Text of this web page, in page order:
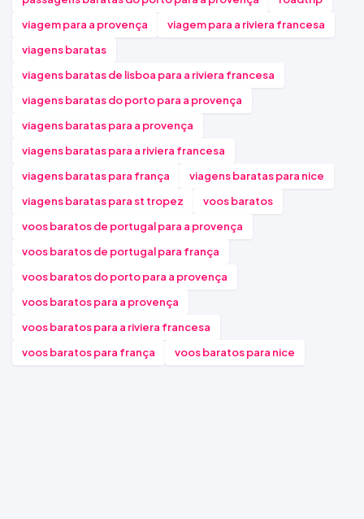
viagem para a provença
viagem para a riviera francesa
viagens baratas
viagens baratas de lisboa para a riviera francesa
viagens baratas do porto para a provença
viagens baratas para a provença
viagens baratas para a riviera francesa
viagens baratas para frança
viagens baratas para nice
viagens baratas para st tropez
voos baratos
voos baratos de portugal para a provença
voos baratos de portugal para frança
voos baratos do porto para a provença
voos baratos para a provença
voos baratos para a riviera francesa
voos baratos para frança
voos baratos para nice